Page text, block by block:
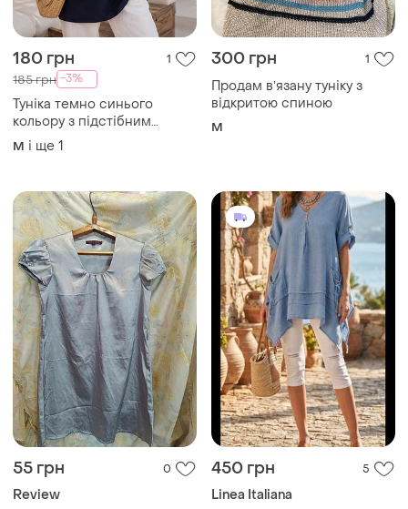
180 грн 1
185 грн -3%
Туніка темно синього
кольору з підстібним
рукавом
M і ще 1
300 грн 1
Продам вʼязану туніку з
відкритою спиною
M
55 грн 0
Review
450 грн 5
Linea Italiana